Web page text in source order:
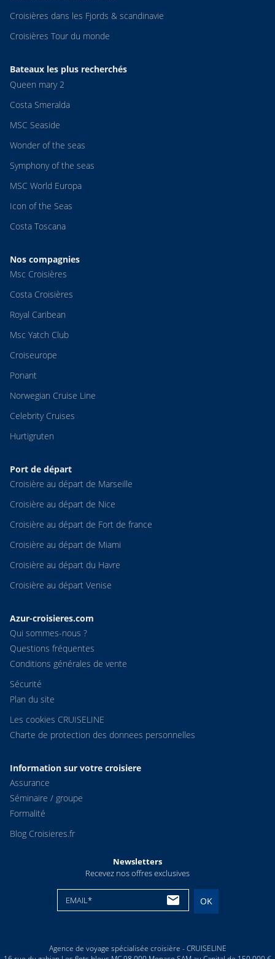
Croisières dans les Fjords & scandinavie
Croisières Tour du monde
Bateaux les plus recherchés
Queen mary 2
Costa Smeralda
MSC Seaside
Wonder of the seas
Symphony of the seas
MSC World Europa
Icon of the Seas
Costa Toscana
Nos compagnies
Msc Croisières
Costa Croisières
Royal Caribean
Msc Yatch Club
Croiseurope
Ponant
Norwegian Cruise Line
Celebrity Cruises
Hurtigruten
Port de départ
Croisière au départ de Marseille
Croisière au départ de Nice
Croisière au départ de Fort de france
Croisière au départ de Miami
Croisière au départ du Havre
Croisière au départ Venise
Azur-croisieres.com
Qui sommes-nous ?
Questions fréquentes
Conditions générales de vente
Sécurité
Plan du site
Les cookies CRUISELINE
Charte de protection des donnees personnelles
Information sur votre croisiere
Assurance
Séminaire / groupe
Formalité
Blog Croisieres.fr
Newsletters
Recevez nos offres exclusives
EMAIL* OK
Agence de voyage spécialisée croisière - CRUISELINE